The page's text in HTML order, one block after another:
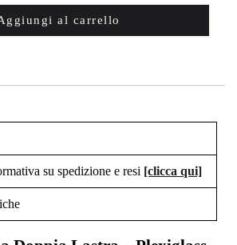
al carrello
su spedizione e resi [clicca qui]